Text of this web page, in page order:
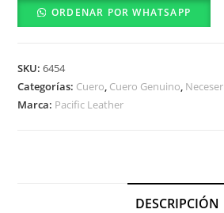
ORDENAR POR WHATSAPP
SKU:6454
Categorías: Cuero, Cuero Genuino, Neceser
Marca: Pacific Leather
DESCRIPCIÓN